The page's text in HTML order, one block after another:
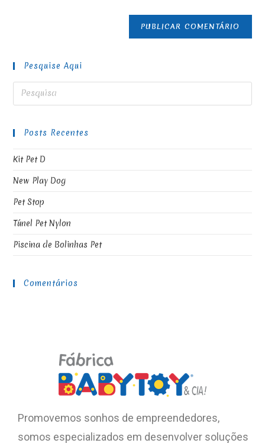
Pesquise Aqui
Posts Recentes
Kit Pet D
New Play Dog
Pet Stop
Túnel Pet Nylon
Piscina de Bolinhas Pet
Comentários
Promovemos sonhos de empreendedores,
somos especializados em desenvolver soluções